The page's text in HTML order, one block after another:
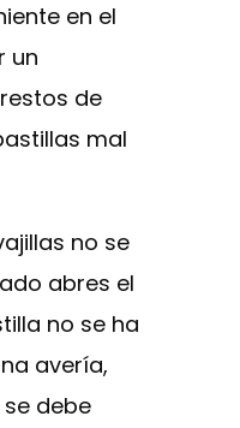
en el
un
de
mal
no se
abres el
no se ha
avería,
debe